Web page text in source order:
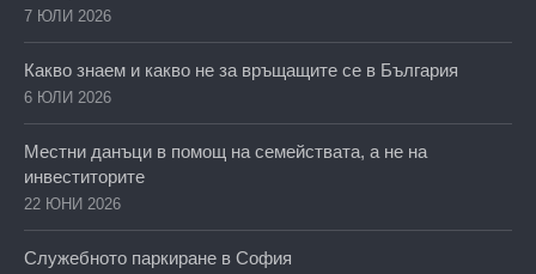
7 ЮЛИ 2026
Какво знаем и какво не за връщащите се в България
6 ЮЛИ 2026
Местни данъци в помощ на семействата, а не на
инвеститорите
22 ЮНИ 2026
Служебното паркиране в София